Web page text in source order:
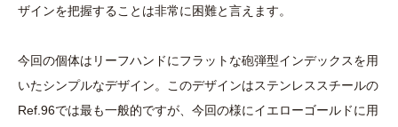
ザインを把握することは非常に困難と言えます。
今回の個体はリーフハンドにフラットな砲弾型インデックスを用
いたシンプルなデザイン。このデザインはステンレススチールの
Ref.96では最も一般的ですが、今回の様にイエローゴールドに用